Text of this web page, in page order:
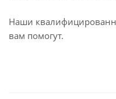
Наши
вам помогут.